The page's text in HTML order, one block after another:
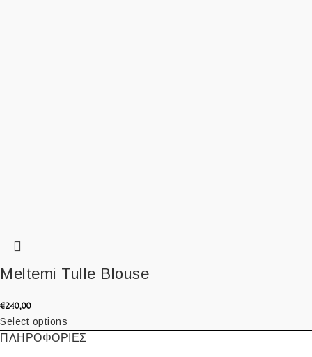
Meltemi Tulle Blouse
€240,00
Select options
ΠΛΗΡΟΦΟΡΙΕΣ